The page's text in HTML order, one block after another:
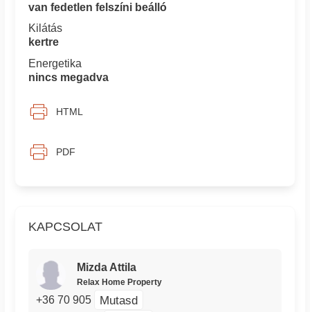
KAPCSOLAT
Mizda Attila
Relax Home Property
+36 70 905 Mutasd
van fedetlen felszíni beálló
Kilátás
kertre
Energetika
nincs megadva
HTML
PDF